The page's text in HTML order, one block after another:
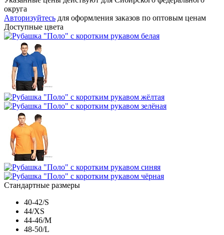
округа
Авторизуйтесь для оформления заказов по оптовым ценам
Доступные цвета
Стандартные размеры
40-42/S
44/XS
44-46/M
48-50/L